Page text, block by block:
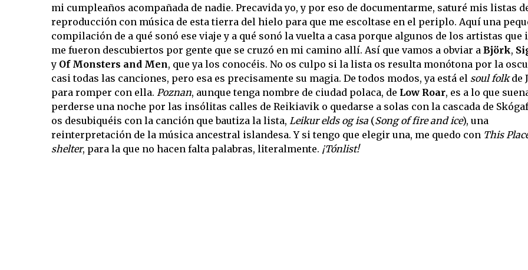
mi cumpleaños acompañada de nadie. Precavida yo, y por eso de documentarme, saturé mis listas
reproducción con música de esta tierra del hielo para que me escoltase en el periplo. Aquí una
compilación de a qué sonó ese viaje y a qué sonó la vuelta a casa porque algunos de los artistas que
me fueron descubiertos por gente que se cruzó en mi camino allí. Así que vamos a obviar a Björk,
y Of Monsters and Men, que ya los conocéis. No os culpo si la lista os resulta monótona por la
casi todas las canciones, pero esa es precisamente su magia. De todos modos, ya está el soul folkde
para romper con ella. Poznan, aunque tenga nombre de ciudad polaca, de Low Roar, es a lo que
perderse una noche por las insólitas calles de Reikiavik o quedarse a solas con la cascada de
os desubiquéis con la canción que bautiza la lista, Leikur elds og isa (Song of fire and ice), una
reinterpretación de la música ancestral islandesa. Y si tengo que elegir una, me quedo con This
shelter, para la que no hacen falta palabras, literalmente. ¡Tónlist!